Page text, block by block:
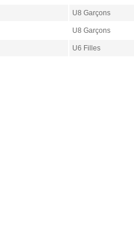
U8 Garçons
U8 Garçons
U6 Filles